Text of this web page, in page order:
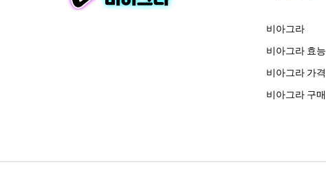
비아그라
비아그라 효능
비아그라 가격
비아그라 구매